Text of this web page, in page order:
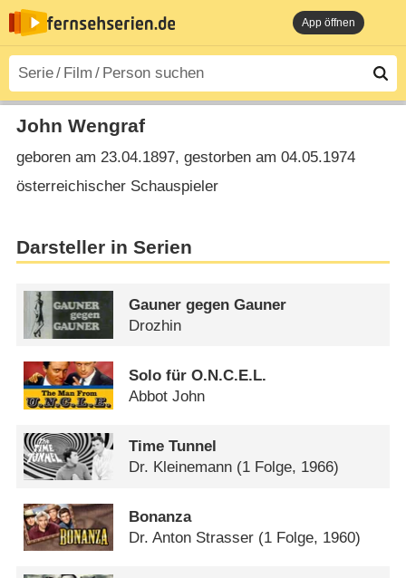
App öffnen
John Wengraf
geboren am 23.04.1897, gestorben am 04.05.1974
österreichischer Schauspieler
Darsteller in Serien
Gauner gegen Gauner
Drozhin
Solo für O.N.C.E.L.
Abbot John
Time Tunnel
Dr. Kleinemann (1 Folge, 1966)
Bonanza
Dr. Anton Strasser (1 Folge, 1960)